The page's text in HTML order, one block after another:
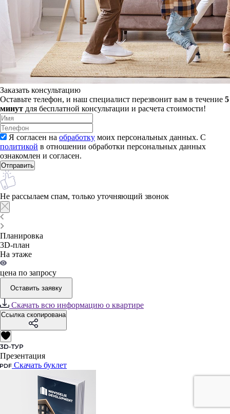
Заказать консультацию
Оставьте телефон, и наш специалист перезвонит вам в течение 5
минут для бесплатной консультации и расчета стоимости!
Я согласен на обработку моих персональных данных. С
политикой в отношении обработки персональных данных
ознакомлен и согласен.
Не рассылаем спам, только уточняющий звонок
Планировка
3D-план
На этаже
цена по запросу
Оставить заявку
Скачать всю информацию о квартире
Ссылка скопирована
Презентация
Скачать буклет